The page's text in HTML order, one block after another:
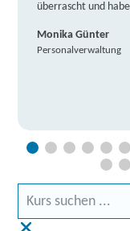
überrascht und
Monika Günter
Personalverwaltung